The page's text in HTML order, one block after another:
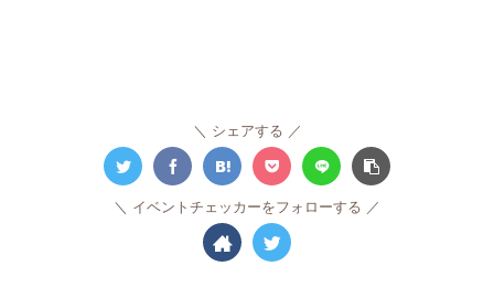
シェアする
イベントチェッカーをフォローする